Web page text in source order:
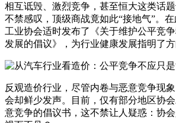
相互诋毁、激烈竞争，甚至恒大这类话
不禁感叹，顶级商战竟如此“接地气”。
工业协会适时发布了《关于维护公平竞
发展的倡议》，为行业健康发展指明了方
反观造价行业，尽管内卷与恶意竞争现
会却鲜少发声。目前，仅有部分地区协
意竞争的倡议书，这不禁让人疑惑：协